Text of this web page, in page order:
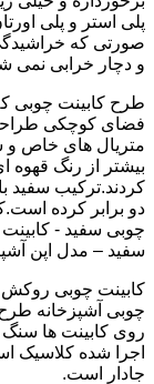
پلی استر و پلی
صورتی که
و دچار خرابی نمی
طرح کابینت چوبی
فضای کوچکی
متریال های خاص و
بیشتر از رنگ قهوه
کردند.ترکیب سفید
دو برابر کرده
چوبی سفید -
سفید – مدل اپن
کابینت چوبی روکش
چوبی آشپزخانه
روی کابینت ها
اجرا شده کلاسیک
جادار است.